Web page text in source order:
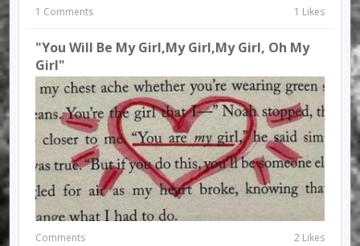
1 Comments 1 Likes
"You Will Be My Girl,my Girl,my Girl, Oh My
Girl"
Comments 2 Likes